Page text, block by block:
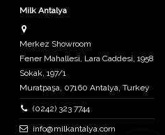
Milk Antalya
Merkez Showroom
Fener Mahallesi, Lara Caddesi, 1958
Sokak, 197/1
Muratpaşa, 07160 Antalya, Turkey
(0242) 323 7744
info@milkantalya.com